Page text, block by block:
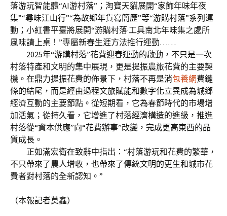
落游玩智能體“AI游村落”；淘寶天貓展開“家飾年味年夜
集”“尋味江山行”“為故鄉年貨寫簡歷”等“游購村落”系列運
動；小紅書平臺將展開“游購村落·工具南北年味集之處所
風味請上桌！”專屬新春生涯方法推行運動……
2025年“游購村落”花費迎春運動的啟動，不只是一次
村落特產和文明的集中展現，更是提振農旅花費的主要契
機。在鼎力提振花費的佈景下，村落不再是消包養網費鏈
條的結尾，而是經由過程文旅賦能和數字化立異成為城鄉
經濟互動的主要節點。從短期看，它為春節時代的市場增
加活氣；從持久看，它增進了村落經濟構造的進級，推進
村落從“資本供應”向“花費辦事”改變，完成更高東西的品
質成長。
正如滿宏衛在致辭中指出：“村落游玩和花費的繁華，
不只帶來了農人增收，也帶來了傳統文明的更生和城市花
費者對村落的全新認知。”
（本報記者莫鑫）